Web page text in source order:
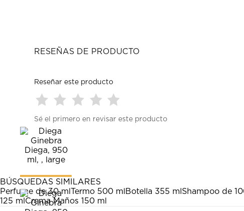
RESEÑAS DE PRODUCTO
Reseñar este producto
para
calificar
el
artículo
con
estrella
Esta
acción
abrirá
para
calificar
el
artículo
con
estrellas.
Esta
acción
abrirá
para
estrellas.
Esta
acción
abrirá
para
estrellas.
Esta
acción
abrirá
para
Esta
acción
abrirá
Sé el primero en revisar este producto
BÚSQUEDAS SIMILARES
Perfume de 30 ml Termo 500 ml Botella 355 ml Shampoo de
125 ml Crema Maños 150 ml